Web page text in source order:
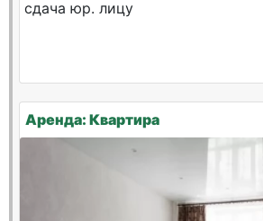
сдача юр. лицу
Аренда: Квартира